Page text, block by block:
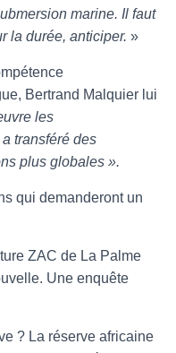
marine. Il faut
la durée, anticiper. »
Bertrand Malquier lui
les
transféré des
plus globales ».
qui demanderont un
ZAC de La Palme
Une enquête
? La réserve africaine